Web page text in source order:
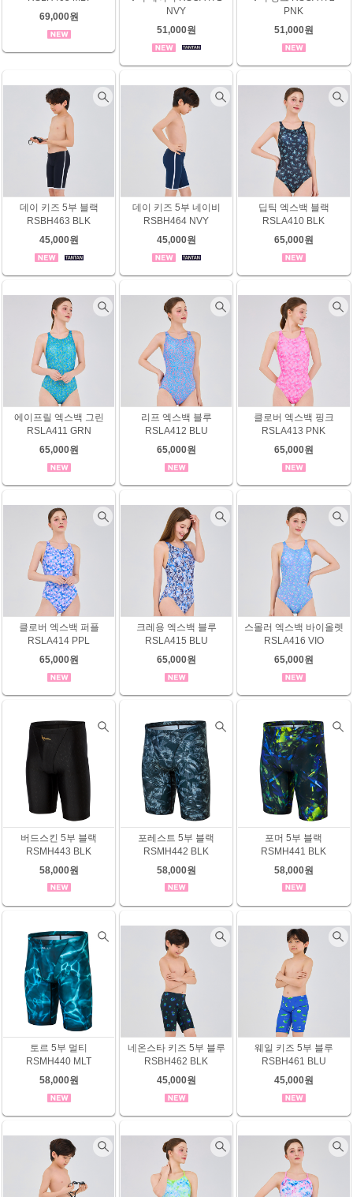
69,000원
NVY
51,000원
PNK
51,000원
데이 키즈 5부 블랙
RSBH463 BLK
45,000원
데이 키즈 5부 네이비
RSBH464 NVY
45,000원
딥틱 엑스백 블랙
RSLA410 BLK
65,000원
에이프릴 엑스백 그린
RSLA411 GRN
65,000원
리프 엑스백 블루
RSLA412 BLU
65,000원
클로버 엑스백 핑크
RSLA413 PNK
65,000원
클로버 엑스백 퍼플
RSLA414 PPL
65,000원
크레용 엑스백 블루
RSLA415 BLU
65,000원
스몰러 엑스백 바이올렛
RSLA416 VIO
65,000원
버드스킨 5부 블랙
RSMH443 BLK
58,000원
포레스트 5부 블랙
RSMH442 BLK
58,000원
포머 5부 블랙
RSMH441 BLK
58,000원
토르 5부 멀티
RSMH440 MLT
58,000원
네온스타 키즈 5부 블루
RSBH462 BLK
45,000원
웨일 키즈 5부 블루
RSBH461 BLU
45,000원